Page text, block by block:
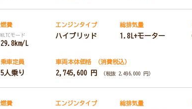
燃費
WLTCモード
29.8km/L
エンジンタイプ
ハイブリッド
総排気量
1.8L+モーター
乗車定員
5人乗り
車両本体価格 （消費税込）
2,745,600 円 （税抜 2,496,000 円）
燃費 エンジンタイプ 総排気量